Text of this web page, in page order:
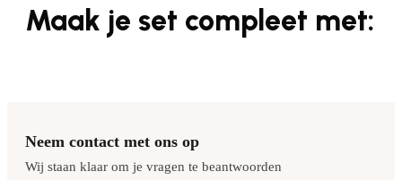
Maak je set compleet met:
Neem contact met ons op
Wij staan klaar om je vragen te beantwoorden